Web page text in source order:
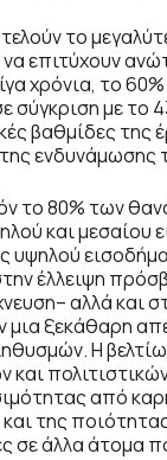
το
επιτύχουν
χρόνια, το
σύγκριση με το
βαθμίδες της
ενδυνάμωσης
το 80% των
και μεσαίου
υψηλού
έλλειψη
αλλά
μια ξεκάθαρη
Η
και
από
της
σε άλλα άτομα